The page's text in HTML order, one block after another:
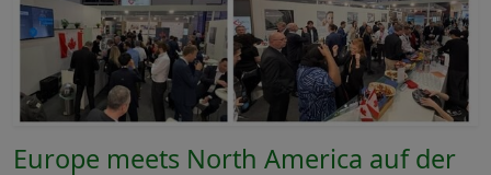
Europe meets North America auf der